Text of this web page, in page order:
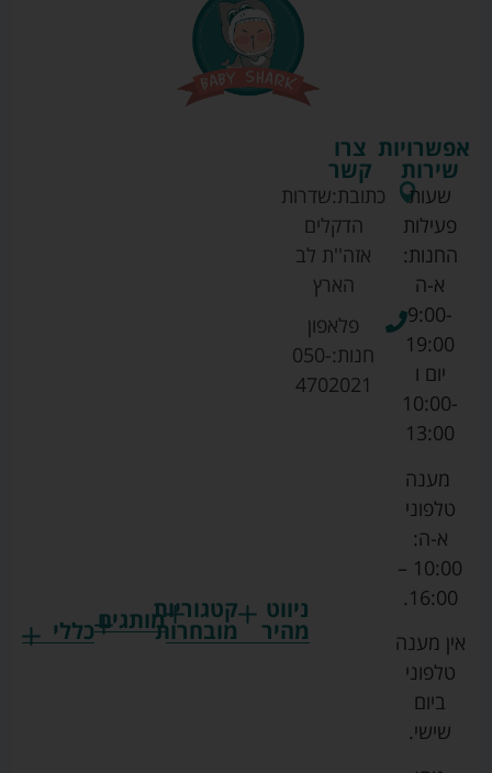
ניווט
מהיר
קטגוריות
מובחרותמותגים
גרקו
כללי
צרו
קשר
כתובת:שדרות
הדקלים
אזה''ת לב
הארץ
פלאפון
חנות:050-
4702021
אפשרויות
שירות
שעות
פעילות
החנות:
א-ה
9:00-
19:00
יום ו
10:00-
13:00
מענה
טלפוני
א-ה:
10:00 –
16:00.
אין מענה
טלפוני
ביום
שישי.